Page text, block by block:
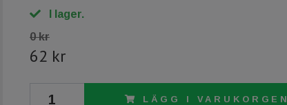
I lager.
0 kr
62 kr
LÄGG I VARUKORGEN